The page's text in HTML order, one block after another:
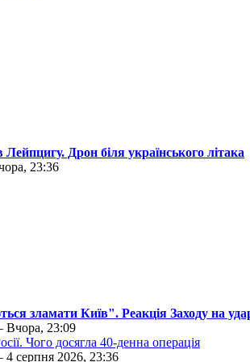
Лейпцигу. Дрон біля українського літака
23:36
зламати Київ". Реакція Заходу на
23:09
Чого досягла 40-денна операція
серпня 2026, 23:36